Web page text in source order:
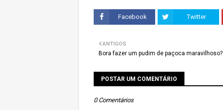
Facebook Twitter
ANTIGOS
Bora fazer um pudim de paçoca maravilhoso?
POSTAR UM COMENTÁRIO
0 Comentários